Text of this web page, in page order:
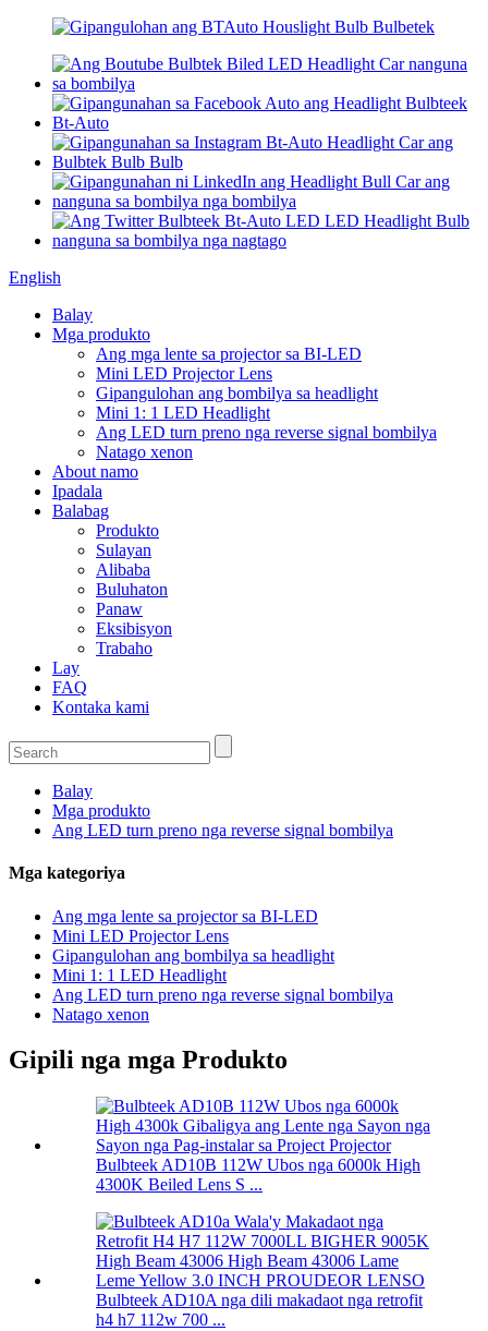
English
Balay
Mga produkto
Ang mga lente sa projector sa BI-LED
Mini LED Projector Lens
Gipangulohan ang bombilya sa headlight
Mini 1: 1 LED Headlight
Ang LED turn preno nga reverse signal bombilya
Natago xenon
About namo
Ipadala
Balabag
Produkto
Sulayan
Alibaba
Buluhaton
Panaw
Eksibisyon
Trabaho
Lay
FAQ
Kontaka kami
Balay
Mga produkto
Ang LED turn preno nga reverse signal bombilya
Mga kategoriya
Ang mga lente sa projector sa BI-LED
Mini LED Projector Lens
Gipangulohan ang bombilya sa headlight
Mini 1: 1 LED Headlight
Ang LED turn preno nga reverse signal bombilya
Natago xenon
Gipili nga mga Produkto
Bulbteek AD10B 112W Ubos nga 6000k High
4300K ​​Beiled Lens S ...
Bulbteek AD10A nga dili makadaot nga retrofit
h4 h7 112w 700 ...